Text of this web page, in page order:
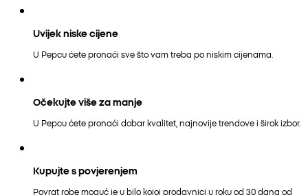
Uvijek niske cijene
U Pepcu ćete pronaći sve što vam treba po niskim cijenama.
Očekujte više za manje
U Pepcu ćete pronaći dobar kvalitet, najnovije trendove i širok izbor.
Kupujte s povjerenjem
Povrat robe moguć je u bilo kojoj prodavnici u roku od 30 dana od